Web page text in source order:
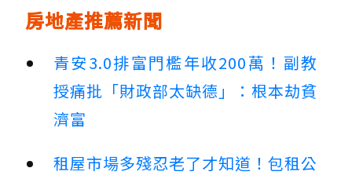
房地產推薦新聞
青安3.0排富門檻年收200萬！副教
授痛批「財政部太缺德」：根本劫貧
濟富
租屋市場多殘忍老了才知道！包租公